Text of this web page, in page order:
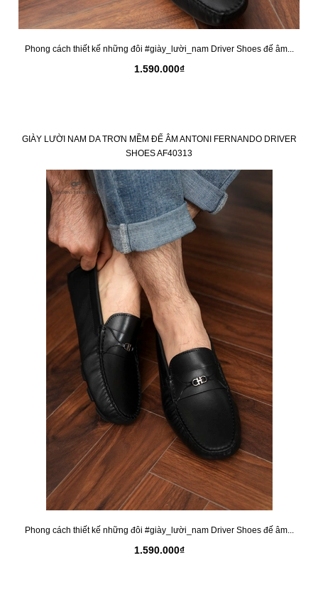
Phong cách thiết kế những đôi #giày_lười_nam Driver Shoes đế âm...
1.590.000₫
GIÀY LƯỜI NAM DA TRƠN MỀM ĐẾ ÂM ANTONI FERNANDO DRIVER
SHOES AF40313
Phong cách thiết kế những đôi #giày_lười_nam Driver Shoes đế âm...
1.590.000₫